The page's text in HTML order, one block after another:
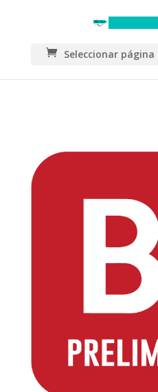
Seleccionar página